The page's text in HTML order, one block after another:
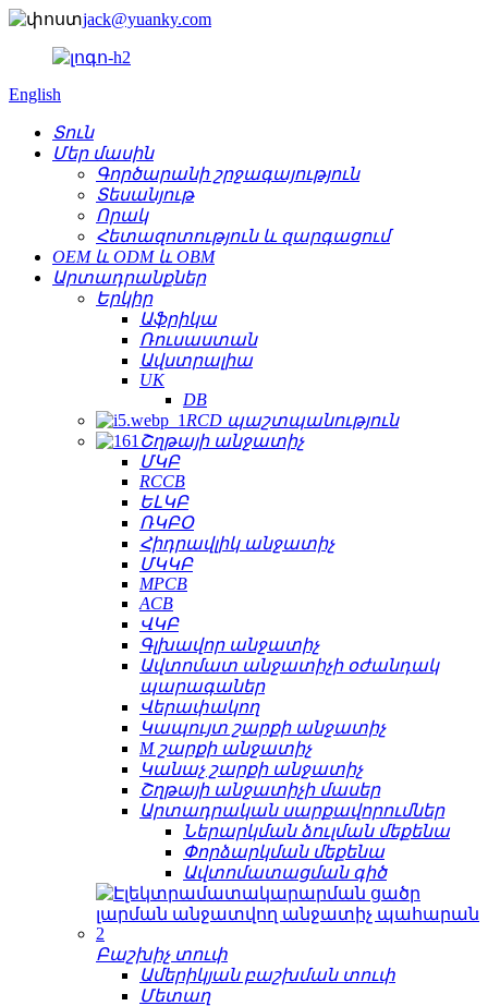
jack@yuanky.com
English
Տուն
Մեր մասին
Գործարանի շրջագայություն
Տեսանյութ
Որակ
Հետազոտություն և զարգացում
OEM և ODM և OBM
Արտադրանքներ
Երկիր
Աֆրիկա
Ռուսաստան
Ավստրալիա
UK
DB
RCD պաշտպանություն
Շղթայի անջատիչ
ՄԿԲ
RCCB
ԵԼԿԲ
ՌԿԲՕ
Հիդրավլիկ անջատիչ
ՄԿԿԲ
MPCB
ACB
ՎԿԲ
Գլխավոր անջատիչ
Ավտոմատ անջատիչի օժանդակ
պարագաներ
Վերափակող
Կապույտ շարքի անջատիչ
M շարքի անջատիչ
Կանաչ շարքի անջատիչ
Շղթայի անջատիչի մասեր
Արտադրական սարքավորումներ
Ներարկման ձուլման մեքենա
Փորձարկման մեքենա
Ավտոմատացման գիծ
Բաշխիչ տուփ
Ամերիկյան բաշխման տուփ
Մետաղ